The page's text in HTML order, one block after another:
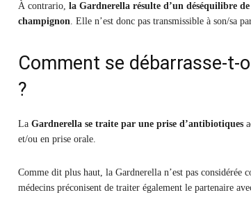
À contrario, la Gardnerella résulte d’un déséquilibre
champignon. Elle n’est donc pas transmissible à son/sa
Comment se débarrasse-t-
?
La Gardnerella se traite par une prise d’antibiotiques
et/ou en prise orale.
Comme dit plus haut, la Gardnerella n’est pas considérée
médecins préconisent de traiter également le partenaire